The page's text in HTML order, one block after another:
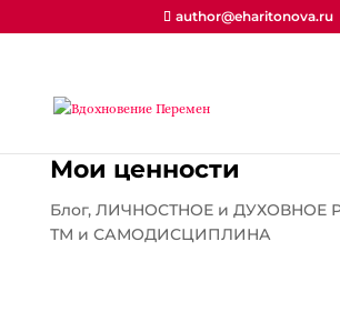
author@eharitonova.ru
Мои ценности
Блог, ЛИЧНОСТНОЕ и ДУХОВНОЕ
ТМ и САМОДИСЦИПЛИНА